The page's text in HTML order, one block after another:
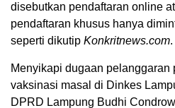
disebutkan pendaftaran online
pendaftaran khusus hanya
seperti dikutip Konkritnews.com.
Menyikapi dugaan pelanggaran
vaksinasi masal di Dinkes
DPRD Lampung Budhi